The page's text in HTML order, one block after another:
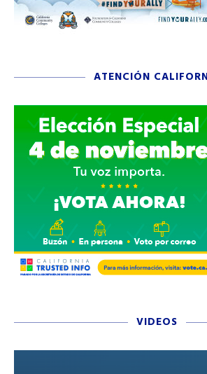
ATENCIÓN
VIDEOS